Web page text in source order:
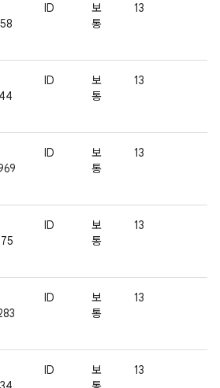
ID
보
통
13
ID
보
통
13
ID
보
통
13
ID
보
통
13
ID
보
통
13
ID
보
13